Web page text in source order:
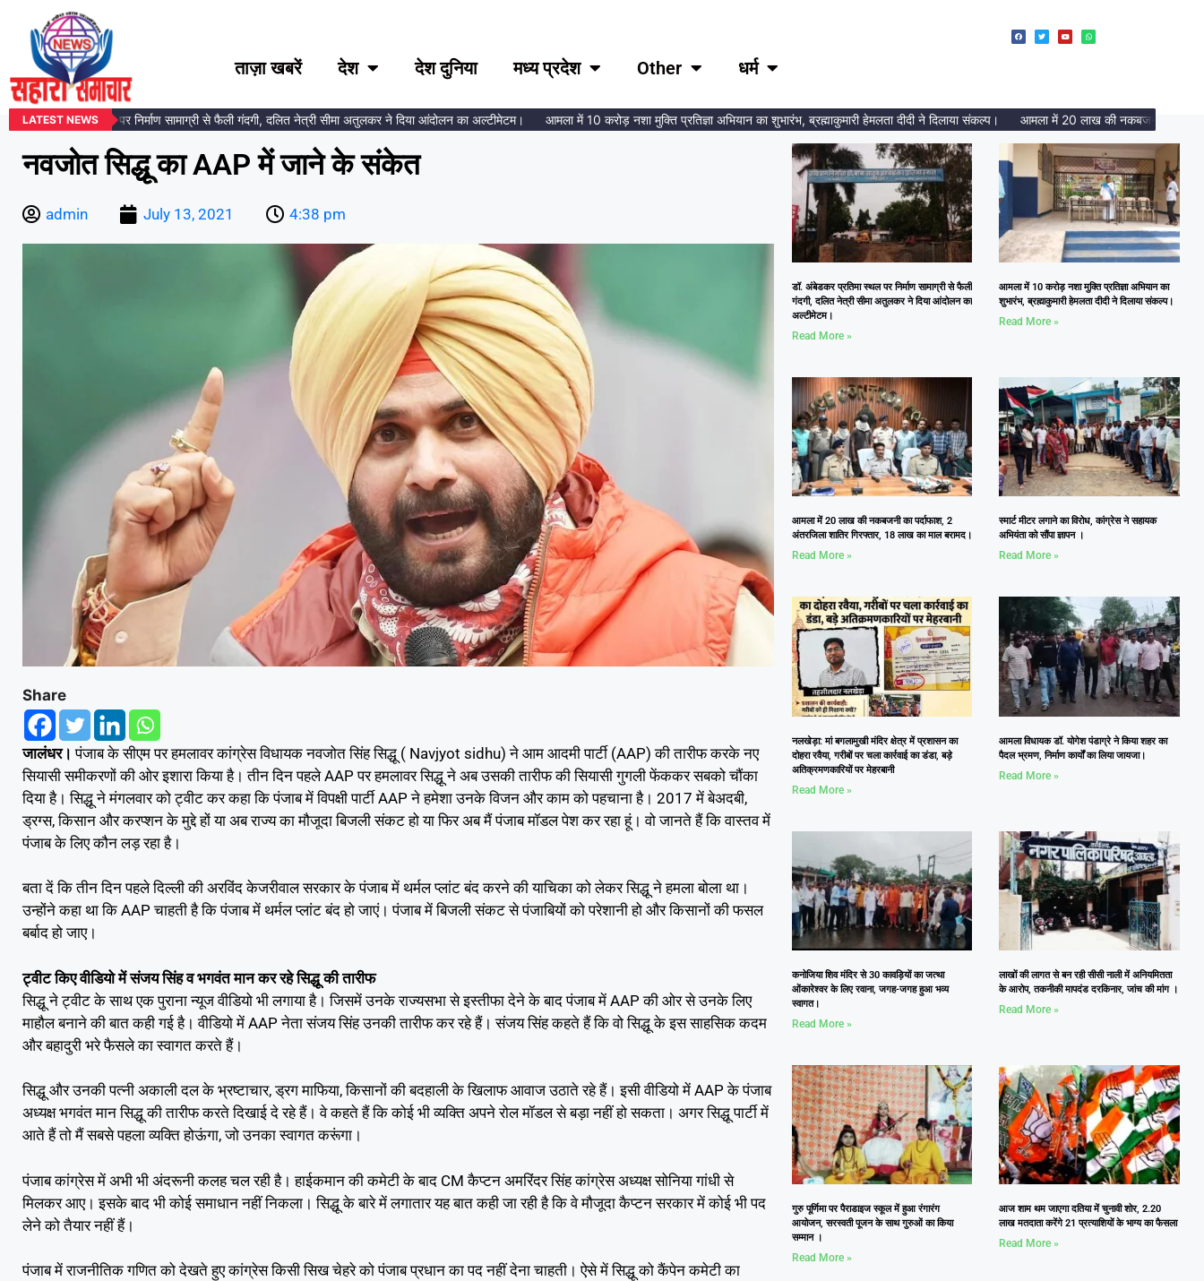
ताज़ा खबरें देश देश दुनिया मध्य प्रदेश Other धर्म
LATEST NEWS
प्रतिमा स्थल पर निर्माण सामाग्री से फैली गंदगी, दलित नेत्री सीमा अतुलकर ने दिया आंदोलन का अल्टीमेटम। आमला में 10 करोड़ नशा मुक्ति प्रतिज्ञा अभियान का शुभारंभ, ब्रह्माकुमारी हेमलता दीदी ने दिलाया संकल्प। आमला में 20 लाख की नकबजनी का पर्दाफाश, 2
नवजोत सिद्धू का AAP में जाने के संकेत
admin July 13, 2021 4:38 pm
Share
जालंधर। पंजाब के सीएम पर हमलावर कांग्रेस विधायक नवजोत सिंह सिद्धू ( Navjyot sidhu) ने आम आदमी पार्टी (AAP) की तारीफ करके नए
सियासी समीकरणों की ओर इशारा किया है। तीन दिन पहले AAP पर हमलावर सिद्धू ने अब उसकी तारीफ की सियासी गुगली फेंककर सबको चौंका
दिया है। सिद्धू ने मंगलवार को ट्वीट कर कहा कि पंजाब में विपक्षी पार्टी AAP ने हमेशा उनके विजन और काम को पहचाना है। 2017 में बेअदबी,
ड्रग्स, किसान और करप्शन के मुद्दे हों या अब राज्य का मौजूदा बिजली संकट हो या फिर अब मैं पंजाब मॉडल पेश कर रहा हूं। वो जानते हैं कि वास्तव में
पंजाब के लिए कौन लड़ रहा है।
बता दें कि तीन दिन पहले दिल्ली की अरविंद केजरीवाल सरकार के पंजाब में थर्मल प्लांट बंद करने की याचिका को लेकर सिद्धू ने हमला बोला था।
उन्होंने कहा था कि AAP चाहती है कि पंजाब में थर्मल प्लांट बंद हो जाएं। पंजाब में बिजली संकट से पंजाबियों को परेशानी हो और किसानों की फसल
बर्बाद हो जाए।
ट्वीट किए वीडियो में संजय सिंह व भगवंत मान कर रहे सिद्धू की तारीफ
सिद्धू ने ट्वीट के साथ एक पुराना न्यूज वीडियो भी लगाया है। जिसमें उनके राज्यसभा से इस्तीफा देने के बाद पंजाब में AAP की ओर से उनके लिए
माहौल बनाने की बात कही गई है। वीडियो में AAP नेता संजय सिंह उनकी तारीफ कर रहे हैं। संजय सिंह कहते हैं कि वो सिद्धू के इस साहसिक कदम
और बहादुरी भरे फैसले का स्वागत करते हैं।
सिद्धू और उनकी पत्नी अकाली दल के भ्रष्टाचार, ड्रग माफिया, किसानों की बदहाली के खिलाफ आवाज उठाते रहे हैं। इसी वीडियो में AAP के पंजाब
अध्यक्ष भगवंत मान सिद्धू की तारीफ करते दिखाई दे रहे हैं। वे कहते हैं कि कोई भी व्यक्ति अपने रोल मॉडल से बड़ा नहीं हो सकता। अगर सिद्धू पार्टी में
आते हैं तो मैं सबसे पहला व्यक्ति होऊंगा, जो उनका स्वागत करूंगा।
पंजाब कांग्रेस में अभी भी अंदरूनी कलह चल रही है। हाईकमान की कमेटी के बाद CM कैप्टन अमरिंदर सिंह कांग्रेस अध्यक्ष सोनिया गांधी से
मिलकर आए। इसके बाद भी कोई समाधान नहीं निकला। सिद्धू के बारे में लगातार यह बात कही जा रही है कि वे मौजूदा कैप्टन सरकार में कोई भी पद
लेने को तैयार नहीं हैं।
पंजाब में राजनीतिक गणित को देखते हुए कांग्रेस किसी सिख चेहरे को पंजाब प्रधान का पद नहीं देना चाहती। ऐसे में सिद्धू को कैंपेन कमेटी का
डॉ. अंबेडकर प्रतिमा स्थल पर निर्माण सामाग्री से फैली
गंदगी, दलित नेत्री सीमा अतुलकर ने दिया आंदोलन का
अल्टीमेटम।
Read More »
आमला में 10 करोड़ नशा मुक्ति प्रतिज्ञा अभियान का
शुभारंभ, ब्रह्माकुमारी हेमलता दीदी ने दिलाया संकल्प।
Read More »
आमला में 20 लाख की नकबजनी का पर्दाफाश, 2
अंतरजिला शातिर गिरफ्तार, 18 लाख का माल बरामद।
Read More »
स्मार्ट मीटर लगाने का विरोध, कांग्रेस ने सहायक
अभियंता को सौंपा ज्ञापन ।
Read More »
नलखेड़ा: मां बगलामुखी मंदिर क्षेत्र में प्रशासन का
दोहरा रवैया, गरीबों पर चला कार्रवाई का डंडा, बड़े
अतिक्रमणकारियों पर मेहरबानी
Read More »
आमला विधायक डॉ. योगेश पंडाग्रे ने किया शहर का
पैदल भ्रमण, निर्माण कार्यों का लिया जायजा।
Read More »
कनोजिया शिव मंदिर से 30 कावड़ियों का जत्था
ओंकारेश्वर के लिए रवाना, जगह-जगह हुआ भव्य
स्वागत।
Read More »
लाखों की लागत से बन रही सीसी नाली में अनियमितता
के आरोप, तकनीकी मापदंड दरकिनार, जांच की मांग ।
Read More »
गुरु पूर्णिमा पर पैराडाइज स्कूल में हुआ रंगारंग
आयोजन, सरस्वती पूजन के साथ गुरुओं का किया
सम्मान ।
Read More »
आज शाम थम जाएगा दतिया में चुनावी शोर, 2.20
लाख मतदाता करेंगे 21 प्रत्याशियों के भाग्य का फैसला
Read More »